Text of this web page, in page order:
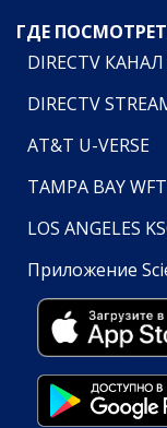
ГДЕ
DIRECTV КАНАЛ
DIRECTV
AT&T U-VERSE
TAMPA BAY
LOS ANGELES
Приложение